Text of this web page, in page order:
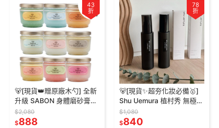
43
折
🐻[現貨👑贈原廠木勺] 全新
升級 SABON 身體磨砂膏
600g 320g PLV 白茶 以色
列綠玫瑰 茉莉花語
$2,080
$888
78
折
🐻[現貨✨超夯化妝必備🥇]
Shu Uemura 植村秀 無極限
控油定妝噴霧 無極限持久定
妝噴霧 100ml
$1,080
$840